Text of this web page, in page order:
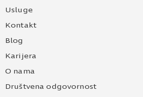
Usluge
Kontakt
Blog
Karijera
O nama
Društvena odgovornost